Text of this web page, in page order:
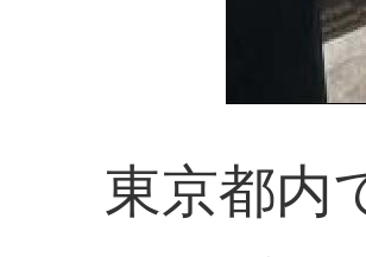
東京都内